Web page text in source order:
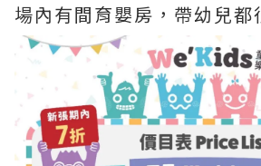
場內有間育嬰房，帶幼兒